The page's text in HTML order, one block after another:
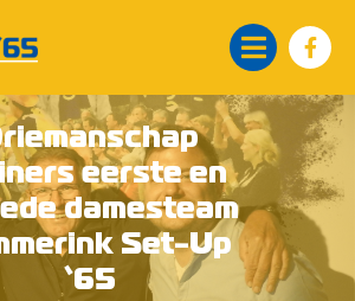
eerste en
damesteam
Set-Up
‘65